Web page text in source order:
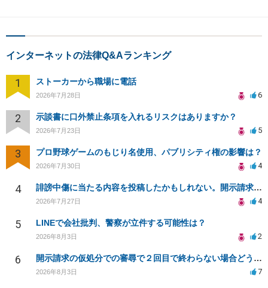
インターネットの法律Q&Aランキング
1 ストーカーから職場に電話
2026年7月28日 6
2 示談書に口外禁止条項を入れるリスクはありますか？
2026年7月23日 5
3 プロ野球ゲームのもじり名使用、パブリシティ権の影響は？
2026年7月30日 4
4 誹謗中傷に当たる内容を投稿したかもしれない。開示請求や民事刑事裁判に発展しうるのか教えて欲しい。
2026年7月27日 4
5 LINEで会社批判、警察が立件する可能性は？
2026年8月3日 2
6 開示請求の仮処分での審尋で２回目で終わらない場合どうしたらいいですか
2026年8月3日 7